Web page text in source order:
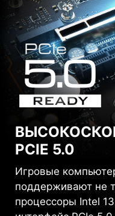
PCIE 5.0
Игровые
поддерживают не
процессоры Intel